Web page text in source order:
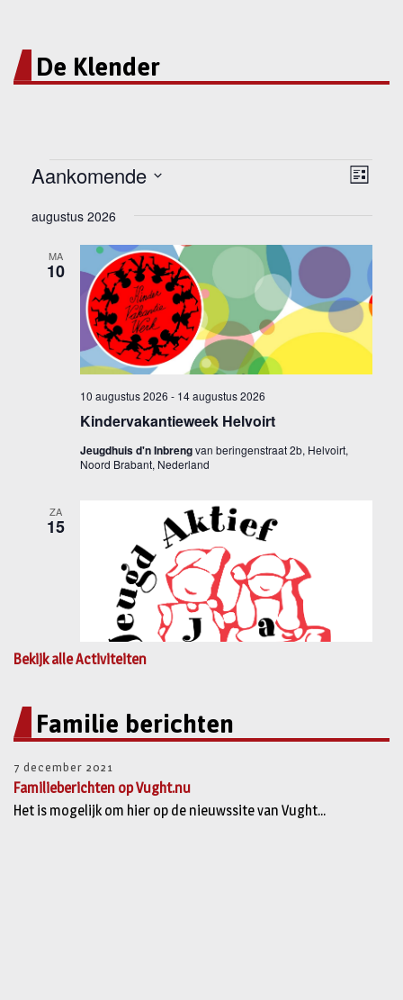
De Klender
Bekijk alle Activiteiten
Familie berichten
7 december 2021
Familieberichten op Vught.nu
Het is mogelijk om hier op de nieuwssite van Vught...